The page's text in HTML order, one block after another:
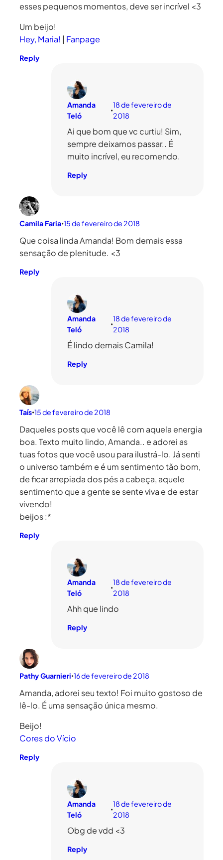
esses pequenos momentos, deve ser incrível <3
Um beijo!
Hey, Maria! | Fanpage
Reply
Amanda
Teló
•
18 de fevereiro de
2018
Ai que bom que vc curtiu! Sim,
sempre deixamos passar.. É
muito incrível, eu recomendo.
Reply
Camila Faria•15 de fevereiro de 2018
Que coisa linda Amanda! Bom demais essa
sensação de plenitude. <3
Reply
Amanda
Teló
•
18 de fevereiro de
2018
É lindo demais Camila!
Reply
Taís•15 de fevereiro de 2018
Daqueles posts que você lê com aquela energia
boa. Texto muito lindo, Amanda.. e adorei as
tuas fotos que você usou para ilustrá-lo. Já senti
o universo também e é um sentimento tão bom,
de ficar arrepiada dos pés a cabeça, aquele
sentimento que a gente se sente viva e de estar
vivendo!
beijos :*
Reply
Amanda
Teló
•
18 de fevereiro de
2018
Ahh que lindo
Reply
Pathy Guarnieri •16 de fevereiro de 2018
Amanda, adorei seu texto! Foi muito gostoso de
lê-lo. É uma sensação única mesmo.
Beijo!
Cores do Vício
Reply
Amanda
Teló
•
18 de fevereiro de
2018
Obg de vdd <3
Reply